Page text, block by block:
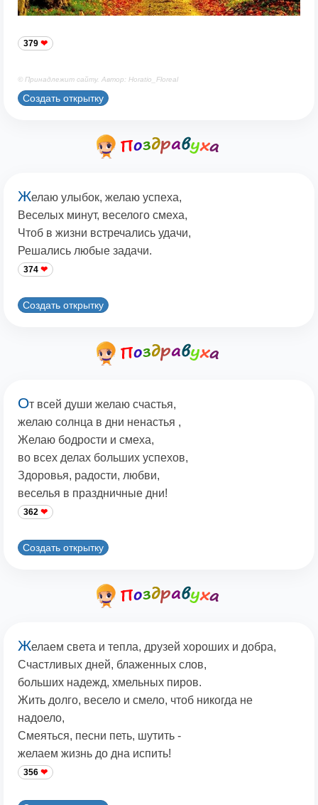
379
© Принадлежит сайту. Автор: Horatio_Floreal
Создать открытку
Желаю улыбок, желаю успеха,
Веселых минут, веселого смеха,
Чтоб в жизни встречались удачи,
Решались любые задачи.
374
Создать открытку
От всей души желаю счастья,
желаю солнца в дни ненастья ,
Желаю бодрости и смеха,
во всех делах больших успехов,
Здоровья, радости, любви,
веселья в праздничные дни!
362
Создать открытку
Желаем света и тепла, друзей хороших и добра,
Счастливых дней, блаженных слов,
больших надежд, хмельных пиров.
Жить долго, весело и смело, чтоб никогда не
надоело,
Смеяться, песни петь, шутить -
желаем жизнь до дна испить!
356